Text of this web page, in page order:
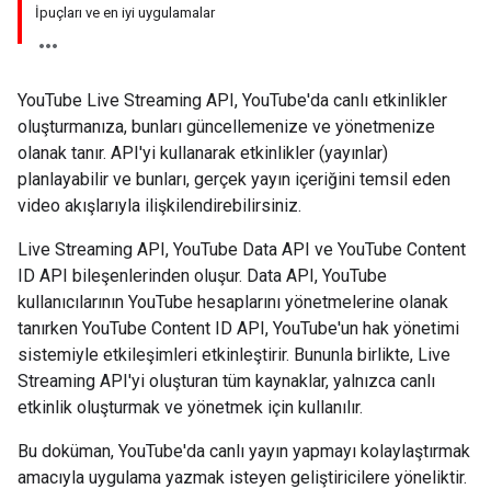
İpuçları ve en iyi uygulamalar
YouTube Live Streaming API, YouTube'da canlı etkinlikler
oluşturmanıza, bunları güncellemenize ve yönetmenize
olanak tanır. API'yi kullanarak etkinlikler (yayınlar)
planlayabilir ve bunları, gerçek yayın içeriğini temsil eden
video akışlarıyla ilişkilendirebilirsiniz.
Live Streaming API, YouTube Data API ve YouTube Content
ID API bileşenlerinden oluşur. Data API, YouTube
kullanıcılarının YouTube hesaplarını yönetmelerine olanak
tanırken YouTube Content ID API, YouTube'un hak yönetimi
sistemiyle etkileşimleri etkinleştirir. Bununla birlikte, Live
Streaming API'yi oluşturan tüm kaynaklar, yalnızca canlı
etkinlik oluşturmak ve yönetmek için kullanılır.
Bu doküman, YouTube'da canlı yayın yapmayı kolaylaştırmak
amacıyla uygulama yazmak isteyen geliştiricilere yöneliktir.